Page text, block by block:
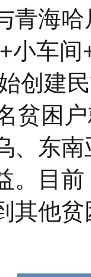
青海
小车
创建
贫困
、东
。目
其他